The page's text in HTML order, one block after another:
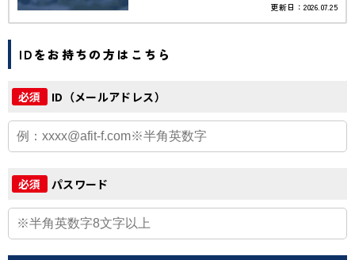
更新日：2026.07.25
IDをお持ちの方はこちら
必須 ID（メールアドレス）
必須 パスワード